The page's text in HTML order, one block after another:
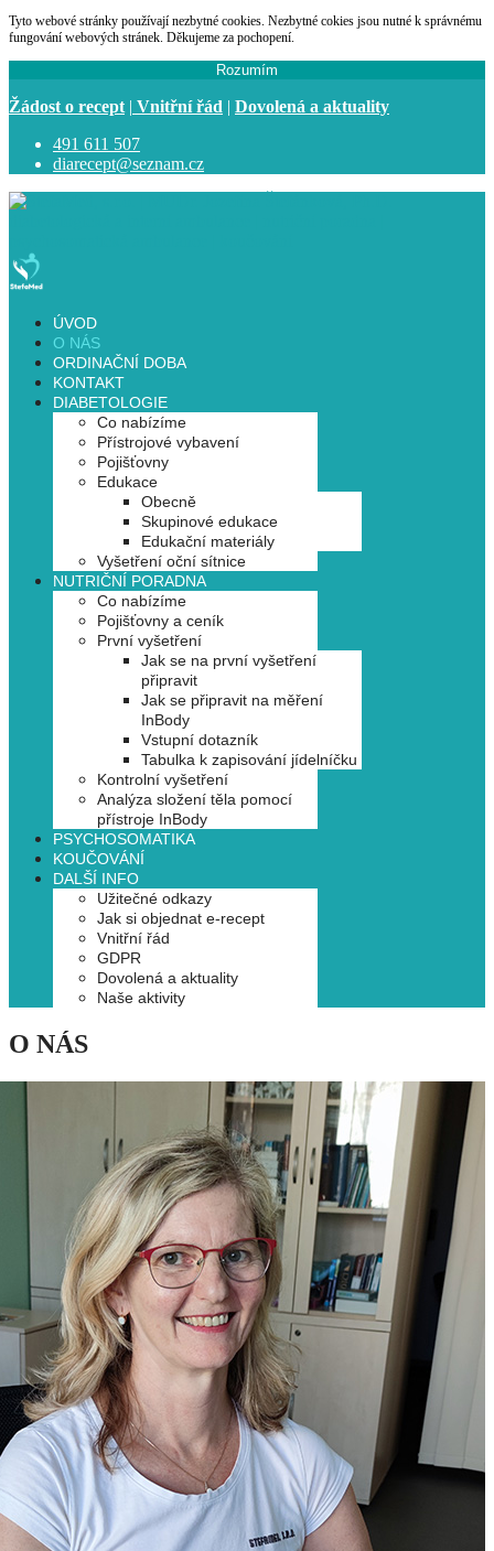
Tyto webové stránky používají nezbytné cookies. Nezbytné cokies jsou nutné k správnému
fungování webových stránek. Děkujeme za pochopení.
Rozumím
Žádost o recept | Vnitřní řád | Dovolená a aktuality
491 611 507
diarecept@seznam.cz
ÚVOD
O NÁS
ORDINAČNÍ DOBA
KONTAKT
DIABETOLOGIE
Co nabízíme
Přístrojové vybavení
Pojišťovny
Edukace
Obecně
Skupinové edukace
Edukační materiály
Vyšetření oční sítnice
NUTRIČNÍ PORADNA
Co nabízíme
Pojišťovny a ceník
První vyšetření
Jak se na první vyšetření
připravit
Jak se připravit na měření
InBody
Vstupní dotazník
Tabulka k zapisování jídelníčku
Kontrolní vyšetření
Analýza složení těla pomocí
přístroje InBody
PSYCHOSOMATIKA
KOUČOVÁNÍ
DALŠÍ INFO
Užitečné odkazy
Jak si objednat e-recept
Vnitřní řád
GDPR
Dovolená a aktuality
Naše aktivity
O NÁS